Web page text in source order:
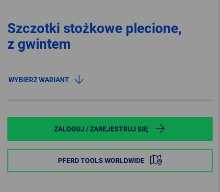
Szczotki stożkowe plecione,
z gwintem
WYBIERZ WARIANT
ZALOGUJ / ZAREJESTRUJ SIĘ
PFERD TOOLS WORLDWIDE